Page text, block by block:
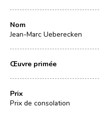
Nom
Jean-Marc Ueberecken
Œuvre primée
Prix
Prix de consolation